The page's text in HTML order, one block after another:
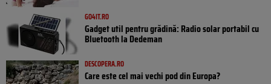
GO4IT.RO
Gadget util pentru grădină: Radio solar portabil cu
Bluetooth la Dedeman
DESCOPERA.RO
Care este cel mai vechi pod din Europa?